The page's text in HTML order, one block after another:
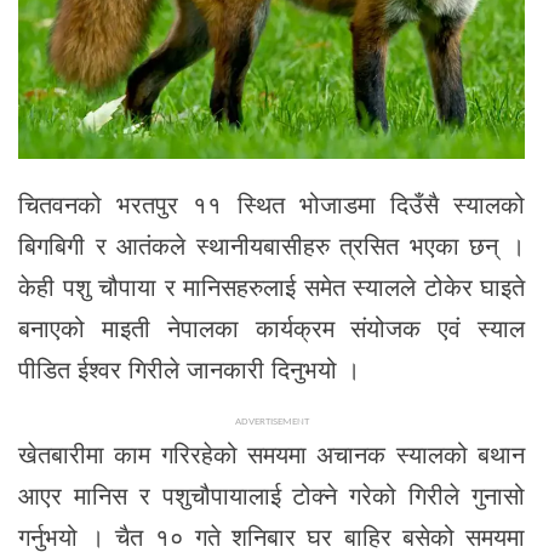
चितवनको भरतपुर ११ स्थित भोजाडमा दिउँसै स्यालको
बिगबिगी र आतंकले स्थानीयबासीहरु त्रसित भएका छन् ।
केही पशु चौपाया र मानिसहरुलाई समेत स्यालले टोकेर घाइते
बनाएको माइती नेपालका कार्यक्रम संयोजक एवं स्याल
पीडित ईश्वर गिरीले जानकारी दिनुभयो ।
ADVERTISEMENT
खेतबारीमा काम गरिरहेको समयमा अचानक स्यालको बथान
आएर मानिस र पशुचौपायालाई टोक्ने गरेको गिरीले गुनासो
गर्नुभयो । चैत १० गते शनिबार घर बाहिर बसेको समयमा